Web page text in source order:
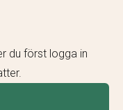
du först logga in